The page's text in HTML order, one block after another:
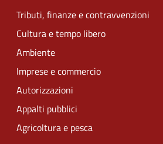
Tributi, finanze e contravvenzioni
Cultura e tempo libero
Ambiente
Imprese e commercio
Autorizzazioni
Appalti pubblici
Agricoltura e pesca